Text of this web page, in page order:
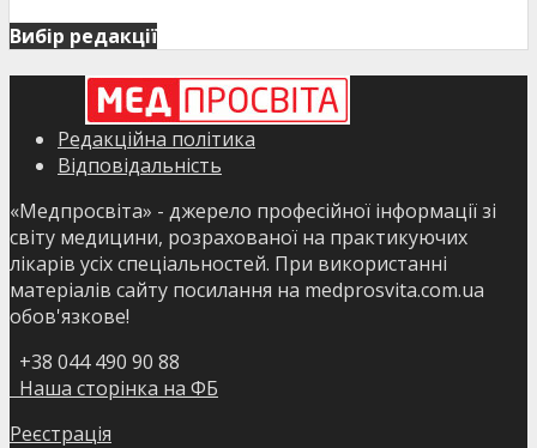
Вибір редакції
Редакційна політика
Відповідальність
«Медпросвіта» - джерело професійної інформації зі
світу медицини, розрахованої на практикуючих
лікарів усіх спеціальностей. При використанні
матеріалів сайту посилання на medprosvita.com.ua
обов'язкове!
+38 044 490 90 88
Наша сторінка на ФБ
Реєстрація